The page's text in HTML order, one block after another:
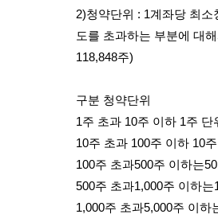
2)청약단위 : 1계좌당 최소
도를 초과하는 부분에 대
118,848주)
구분 청약단위
1주 초과 10주 이하 1주 단
10주 초과 100주 이하 10
100주 초과500주 이하는50
500주 초과1,000주 이하는
1,000주 초과5,000주 이하